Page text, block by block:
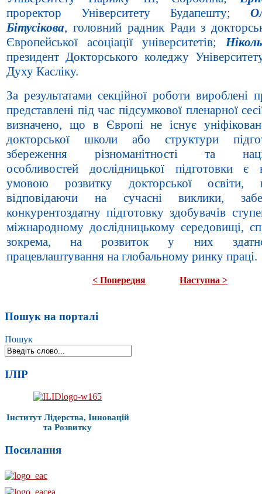
проректор Університету Будапешту;
Бітусікова, головний радник Ради з
Європейської асоціації університетів;
президент Докторського коледжу
Духу Касліку.
За результатами секційної роботи вироблені
представлені під час підсумкової пленарної
визначено, що в Європі не існує
докторської школи або структури
збереження різноманітності та
особливостей дослідницької підготовки є
умовою розвитку докторської
відповідаючи на сучасні виклики,
конкурентоздатну підготовку здобувачів
міжнародному дослідницькому середовищі,
зокрема, на розвиток у них
працевлаштування на глобальному ринку праці.
< Попередня Наступна >
Пошук на порталі
Пошук
ІЛІР
Інститут Лідерства, Інновацій
та Розвитку
Посилання